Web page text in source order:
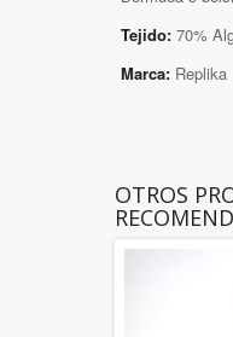
Tejido: 70%
Marca: Replika
OTROS